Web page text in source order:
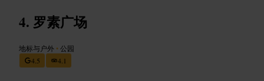
罗素广场
地标与户外 •公园
4.5
4.1